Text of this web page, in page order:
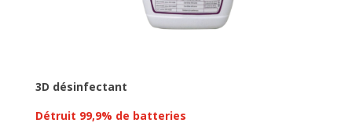
3D désinfectant
Détruit 99,9% de batteries